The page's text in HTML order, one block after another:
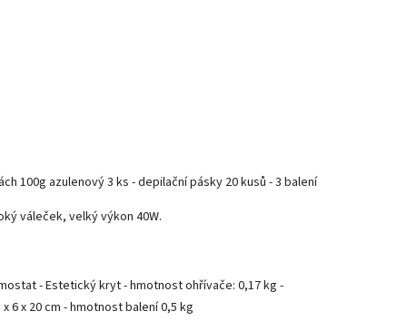
100g azulenový 3 ks - depilační pásky 20 kusů - 3 balení
váleček, velký výkon 40W.
- Estetický kryt - hmotnost ohřívače: 0,17 kg -
6 x 20 cm - hmotnost balení 0,5 kg